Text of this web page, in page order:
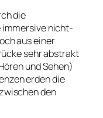
die
nicht-
aus einer
sehr abstrakt
und Sehen)
erden die
den